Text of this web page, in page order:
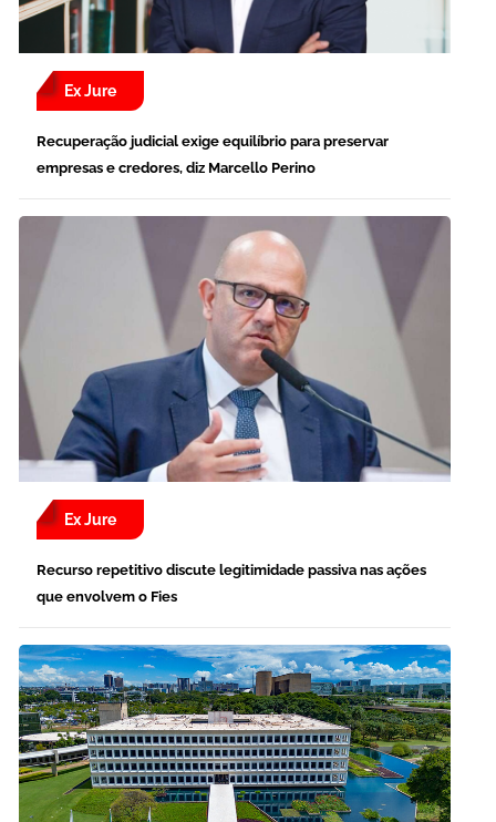
Ex Jure
Recuperação judicial exige equilíbrio para preservar
empresas e credores, diz Marcello Perino
Ex Jure
Recurso repetitivo discute legitimidade passiva nas ações
que envolvem o Fies